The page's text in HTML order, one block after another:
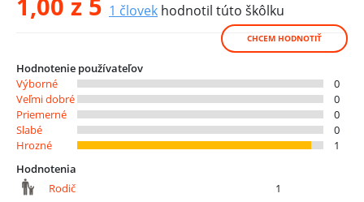
1,00 z 5 1 človek hodnotil túto škôlku
CHCEM HODNOTIŤ
Hodnotenie používateľov
Výborné
0
Veľmi dobré
0
Priemerné
0
Slabé
0
Hrozné
1
Hodnotenia
Rodič
1